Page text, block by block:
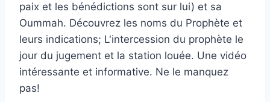
paix et les bénédictions sont sur lui) et sa
Oummah. Découvrez les noms du Prophète et
leurs indications; L'intercession du prophète le
jour du jugement et la station louée. Une vidéo
intéressante et informative. Ne le manquez
pas!